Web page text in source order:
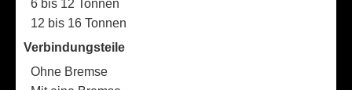
6 bis 12 Tonnen
12 bis 16 Tonnen
Verbindungsteile
Ohne Bremse